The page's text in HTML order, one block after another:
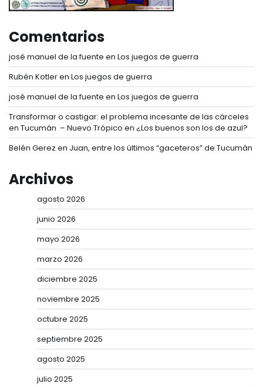
Comentarios
josé manuel de la fuente en Los juegos de guerra
Rubén Kotleren Los juegos de guerra
josé manuel de la fuente en Los juegos de guerra
Transformar o castigar: el problema incesante de las cárceles
en Tucumán – Nuevo Trópico en ¿Los buenos son los de azul?
Belén Gerez en Juan, entre los últimos “gaceteros” de Tucumán
Archivos
agosto 2026
junio 2026
mayo 2026
marzo 2026
diciembre 2025
noviembre 2025
octubre 2025
septiembre 2025
agosto 2025
julio 2025